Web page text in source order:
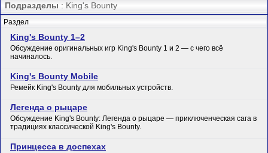
Подразделы : King's Bounty
Раздел
King's Bounty 1–2
Обсуждение оригинальных игр King's Bounty 1 и 2 — с чего всё
начиналось.
King's Bounty Mobile
Ремейк King's Bounty для мобильных устройств.
Легенда о рыцаре
Обсуждение King's Bounty: Легенда о рыцаре — приключенческая сага в
традициях классической King's Bounty.
Принцесса в доспехах